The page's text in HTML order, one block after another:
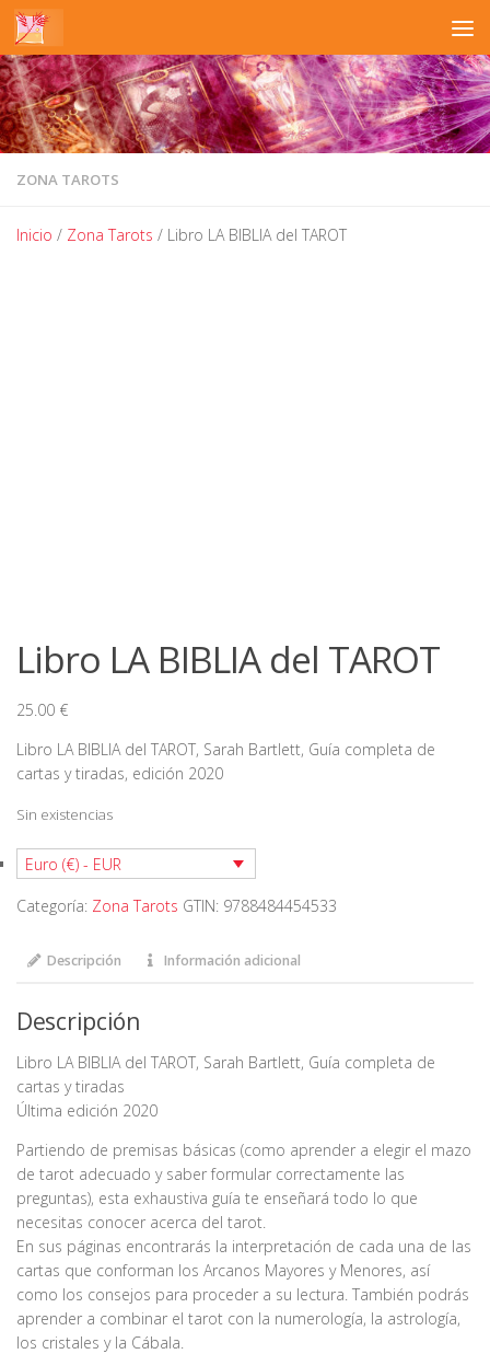
Saltar al contenido
ZONA TAROTS
Inicio / Zona Tarots / Libro LA BIBLIA del TAROT
Libro LA BIBLIA del TAROT
25.00 €
Libro LA BIBLIA del TAROT, Sarah Bartlett, Guía completa de
cartas y tiradas, edición 2020
Sin existencias
Euro (€) - EUR
Categoría: Zona Tarots GTIN: 9788484454533
Descripción Información adicional
Descripción
Libro LA BIBLIA del TAROT, Sarah Bartlett, Guía completa de
cartas y tiradas
Última edición 2020
Partiendo de premisas básicas (como aprender a elegir el mazo
de tarot adecuado y saber formular correctamente las
preguntas), esta exhaustiva guía te enseñará todo lo que
necesitas conocer acerca del tarot.
En sus páginas encontrarás la interpretación de cada una de las
cartas que conforman los Arcanos Mayores y Menores, así
como los consejos para proceder a su lectura. También podrás
aprender a combinar el tarot con la numerología, la astrología,
los cristales y la Cábala.